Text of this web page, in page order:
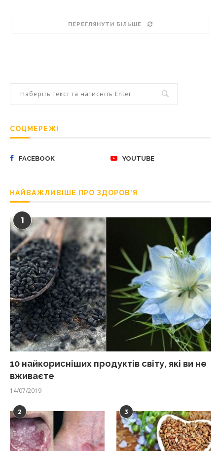
ПЕРЕГЛЯНУТИ БІЛЬШЕ
СОЦМЕРЕЖІ
FACEBOOK YOUTUBE
НАЙВАЖЛИВІШЕ ПРО ЗДОРОВ’Я
1
10 найкорисніших продуктів світу, які ви не
вживаєте
14/07/2019
2 3